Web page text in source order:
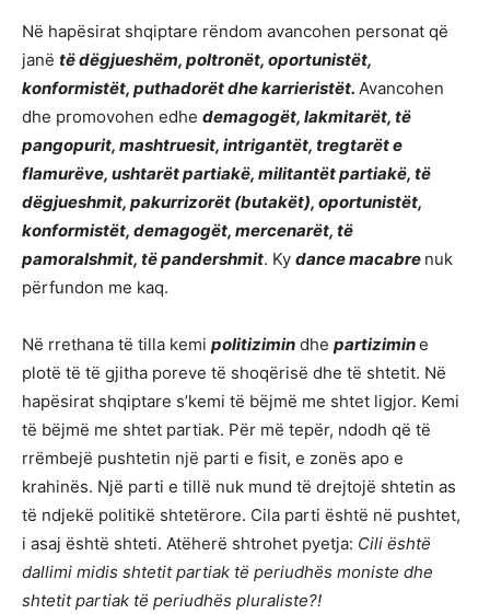
Në hapësirat shqiptare rëndom avancohen personat që
janë të dëgjueshëm, poltronët, oportunistët,
konformistët, puthadorët dhe karrieristët. Avancohen
dhe promovohen edhe demagogët, lakmitarët, të
pangopurit, mashtruesit, intrigantët, tregtarët e
flamurëve, ushtarët partiakë, militantët partiakë, të
dëgjueshmit, pakurrizorët (butakët), oportunistët,
konformistët, demagogët, mercenarët, të
pamoralshmit, të pandershmit. Ky dance macabre nuk
përfundon me kaq.
Në rrethana të tilla kemi politizimin dhe partizimine
plotë të të gjitha poreve të shoqërisë dhe të shtetit. Në
hapësirat shqiptare s’kemi të bëjmë me shtet ligjor. Kemi
të bëjmë me shtet partiak. Për më tepër, ndodh që të
rrëmbejë pushtetin një parti e fisit, e zonës apo e
krahinës. Një parti e tillë nuk mund të drejtojë shtetin as
të ndjekë politikë shtetërore. Cila parti është në pushtet,
i asaj është shteti. Atëherë shtrohet pyetja: Cili është
dallimi midis shtetit partiak të periudhës moniste dhe
shtetit partiak të periudhës pluraliste?!